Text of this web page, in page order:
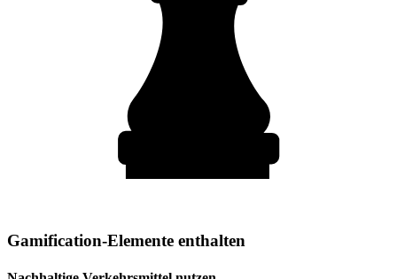
Gamification-Elemente enthalten